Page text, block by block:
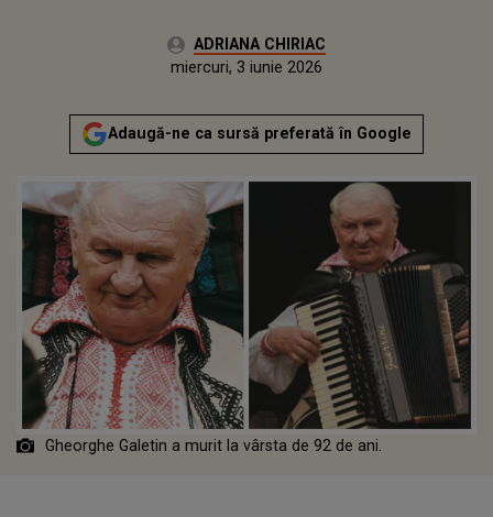
Autor:ADRIANA CHIRIAC
Actualizat:
miercuri, 3 iunie 2026
Adaugă-ne ca sursă preferată în Google
Gheorghe Galetin a murit la vârsta de 92 de ani.